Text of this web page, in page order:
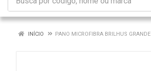
INÍCIO PANO MICROFIBRA BRILHUS GRANDE